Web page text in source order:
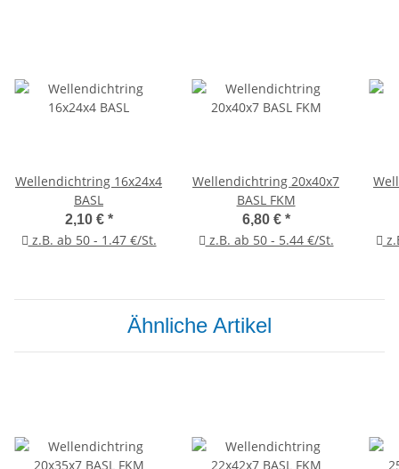
Wellendichtring 16x24x4
BASL
2,10 € *
z.B. ab 50 - 1.47 €/St.
Wellendichtring 20x40x7
BASL FKM
6,80 € *
z.B. ab 50 - 5.44 €/St.
Ähnliche Artikel